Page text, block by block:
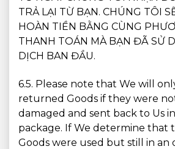
TRẢ LẠI TỪ BẠN. CHÚNG TÔI
HOÀN TIỀN BẰNG CÙNG
THANH TOÁN MÀ BẠN ĐÃ SỬ
DỊCH BAN ĐẦU.
6.5. Please note that We will
returned Goods if they were
damaged and sent back to Us
package. If We determine that
Goods were used but still in an